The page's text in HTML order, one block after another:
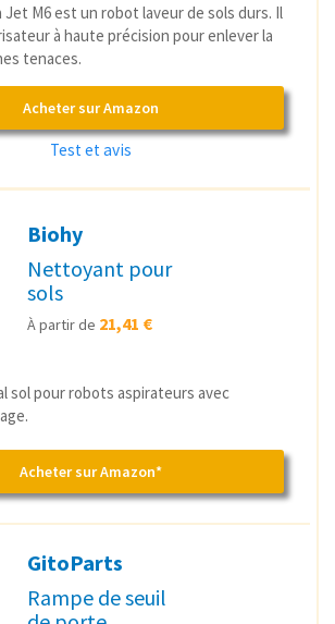
Jet M6 est un robot laveur de sols durs. Il
à haute précision pour enlever la
tenaces.
Acheter sur Amazon
Test et avis
Biohy
Nettoyant pour
sols
À partir de 21,41 €
sol pour robots aspirateurs avec
Acheter sur Amazon*
GitoParts
Rampe de seuil